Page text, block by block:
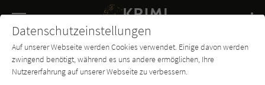
SUCHE
Buch-
Entdecker
Forum Charts
Datenschutzeinstellungen
Auf unserer Webseite werden Cookies verwendet. Einige davon werden
zwingend benötigt, während es uns andere ermöglichen, Ihre
Nutzererfahrung auf unserer Webseite zu verbessern.